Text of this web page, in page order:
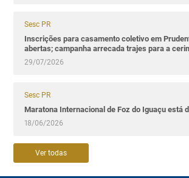
Sesc PR
Inscrições para casamento coletivo em
abertas; campanha arrecada trajes para a
29/07/2026
Sesc PR
Maratona Internacional de Foz do Iguaçu está
18/06/2026
Ver todas